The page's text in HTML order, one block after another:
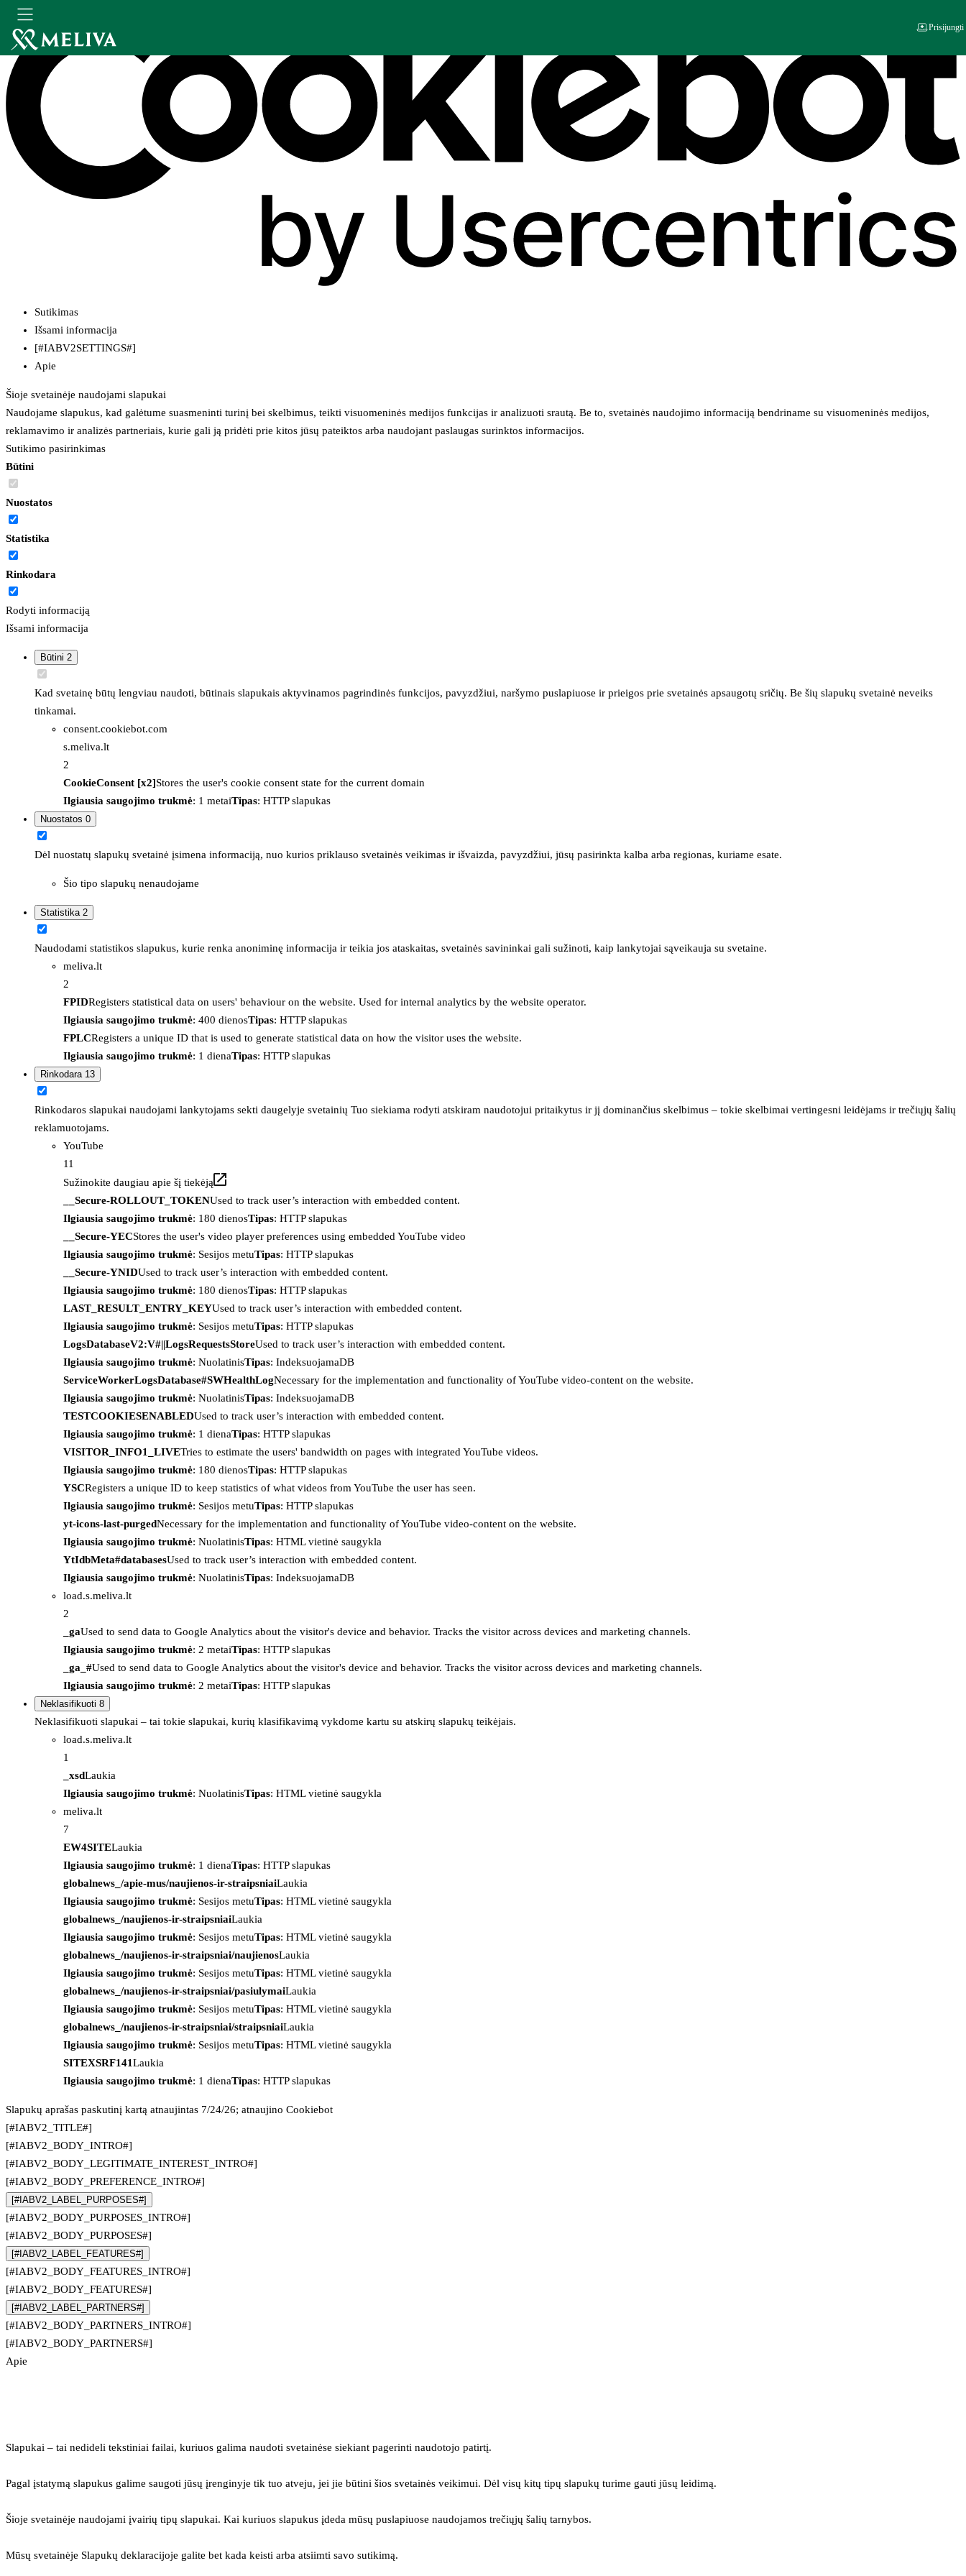
Sutikimas
Išsami informacija
[#IABV2SETTINGS#]
Apie
Šioje svetainėje naudojami slapukai
Naudojame slapukus, kad galėtume suasmeninti turinį bei skelbimus, teikti visuomeninės medijos funkcijas ir analizuoti srautą. Be to, svetainės naudojimo informaciją bendriname su visuomeninės medijos,
reklamavimo ir analizės partneriais, kurie gali ją pridėti prie kitos jūsų pateiktos arba naudojant paslaugas surinktos informacijos.
Sutikimo pasirinkimas
Būtini
Nuostatos
Statistika
Rinkodara
Rodyti informaciją
Išsami informacija
Būtini 2
Kad svetainę būtų lengviau naudoti, būtinais slapukais aktyvinamos pagrindinės funkcijos, pavyzdžiui, naršymo puslapiuose ir prieigos prie svetainės apsaugotų sričių. Be šių slapukų svetainė neveiks
tinkamai.
consent.cookiebot.com
s.meliva.lt
2
CookieConsent [x2]Stores the user's cookie consent state for the current domain
Ilgiausia saugojimo trukmė: 1 metaiTipas: HTTP slapukas
Nuostatos 0
Dėl nuostatų slapukų svetainė įsimena informaciją, nuo kurios priklauso svetainės veikimas ir išvaizda, pavyzdžiui, jūsų pasirinkta kalba arba regionas, kuriame esate.
Šio tipo slapukų nenaudojame
Statistika 2
Naudodami statistikos slapukus, kurie renka anoniminę informacija ir teikia jos ataskaitas, svetainės savininkai gali sužinoti, kaip lankytojai sąveikauja su svetaine.
meliva.lt
2
FPIDRegisters statistical data on users' behaviour on the website. Used for internal analytics by the website operator.
Ilgiausia saugojimo trukmė: 400 dienosTipas: HTTP slapukas
FPLCRegisters a unique ID that is used to generate statistical data on how the visitor uses the website.
Ilgiausia saugojimo trukmė: 1 dienaTipas: HTTP slapukas
Rinkodara 13
Rinkodaros slapukai naudojami lankytojams sekti daugelyje svetainių Tuo siekiama rodyti atskiram naudotojui pritaikytus ir jį dominančius skelbimus – tokie skelbimai vertingesni leidėjams ir trečiųjų šalių
reklamuotojams.
YouTube
11
Sužinokite daugiau apie šį tiekėją
__Secure-ROLLOUT_TOKENUsed to track user’s interaction with embedded content.
Ilgiausia saugojimo trukmė: 180 dienosTipas: HTTP slapukas
__Secure-YECStores the user's video player preferences using embedded YouTube video
Ilgiausia saugojimo trukmė: Sesijos metuTipas: HTTP slapukas
__Secure-YNIDUsed to track user’s interaction with embedded content.
Ilgiausia saugojimo trukmė: 180 dienosTipas: HTTP slapukas
LAST_RESULT_ENTRY_KEYUsed to track user’s interaction with embedded content.
Ilgiausia saugojimo trukmė: Sesijos metuTipas: HTTP slapukas
LogsDatabaseV2:V#||LogsRequestsStoreUsed to track user’s interaction with embedded content.
Ilgiausia saugojimo trukmė: NuolatinisTipas: IndeksuojamaDB
ServiceWorkerLogsDatabase#SWHealthLogNecessary for the implementation and functionality of YouTube video-content on the website.
Ilgiausia saugojimo trukmė: NuolatinisTipas: IndeksuojamaDB
TESTCOOKIESENABLEDUsed to track user’s interaction with embedded content.
Ilgiausia saugojimo trukmė: 1 dienaTipas: HTTP slapukas
VISITOR_INFO1_LIVETries to estimate the users' bandwidth on pages with integrated YouTube videos.
Ilgiausia saugojimo trukmė: 180 dienosTipas: HTTP slapukas
YSCRegisters a unique ID to keep statistics of what videos from YouTube the user has seen.
Ilgiausia saugojimo trukmė: Sesijos metuTipas: HTTP slapukas
yt-icons-last-purgedNecessary for the implementation and functionality of YouTube video-content on the website.
Ilgiausia saugojimo trukmė: NuolatinisTipas: HTML vietinė saugykla
YtIdbMeta#databasesUsed to track user’s interaction with embedded content.
Ilgiausia saugojimo trukmė: NuolatinisTipas: IndeksuojamaDB
load.s.meliva.lt
2
_gaUsed to send data to Google Analytics about the visitor's device and behavior. Tracks the visitor across devices and marketing channels.
Ilgiausia saugojimo trukmė: 2 metaiTipas: HTTP slapukas
_ga_#Used to send data to Google Analytics about the visitor's device and behavior. Tracks the visitor across devices and marketing channels.
Ilgiausia saugojimo trukmė: 2 metaiTipas: HTTP slapukas
Neklasifikuoti 8
Neklasifikuoti slapukai – tai tokie slapukai, kurių klasifikavimą vykdome kartu su atskirų slapukų teikėjais.
load.s.meliva.lt
1
_xsdLaukia
Ilgiausia saugojimo trukmė: NuolatinisTipas: HTML vietinė saugykla
meliva.lt
7
EW4SITELaukia
Ilgiausia saugojimo trukmė: 1 dienaTipas: HTTP slapukas
globalnews_/apie-mus/naujienos-ir-straipsniaiLaukia
Ilgiausia saugojimo trukmė: Sesijos metuTipas: HTML vietinė saugykla
globalnews_/naujienos-ir-straipsniaiLaukia
Ilgiausia saugojimo trukmė: Sesijos metuTipas: HTML vietinė saugykla
globalnews_/naujienos-ir-straipsniai/naujienosLaukia
Ilgiausia saugojimo trukmė: Sesijos metuTipas: HTML vietinė saugykla
globalnews_/naujienos-ir-straipsniai/pasiulymaiLaukia
Ilgiausia saugojimo trukmė: Sesijos metuTipas: HTML vietinė saugykla
globalnews_/naujienos-ir-straipsniai/straipsniaiLaukia
Ilgiausia saugojimo trukmė: Sesijos metuTipas: HTML vietinė saugykla
SITEXSRF141Laukia
Ilgiausia saugojimo trukmė: 1 dienaTipas: HTTP slapukas
Slapukų aprašas paskutinį kartą atnaujintas 7/24/26; atnaujino Cookiebot
[#IABV2_TITLE#]
[#IABV2_BODY_INTRO#]
[#IABV2_BODY_LEGITIMATE_INTEREST_INTRO#]
[#IABV2_BODY_PREFERENCE_INTRO#]
[#IABV2_LABEL_PURPOSES#]
[#IABV2_BODY_PURPOSES_INTRO#]
[#IABV2_BODY_PURPOSES#]
[#IABV2_LABEL_FEATURES#]
[#IABV2_BODY_FEATURES_INTRO#]
[#IABV2_BODY_FEATURES#]
[#IABV2_LABEL_PARTNERS#]
[#IABV2_BODY_PARTNERS_INTRO#]
[#IABV2_BODY_PARTNERS#]
Apie
Slapukai – tai nedideli tekstiniai failai, kuriuos galima naudoti svetainėse siekiant pagerinti naudotojo patirtį.
Pagal įstatymą slapukus galime saugoti jūsų įrenginyje tik tuo atveju, jei jie būtini šios svetainės veikimui. Dėl visų kitų tipų slapukų turime gauti jūsų leidimą.
Šioje svetainėje naudojami įvairių tipų slapukai. Kai kuriuos slapukus įdeda mūsų puslapiuose naudojamos trečiųjų šalių tarnybos.
Mūsų svetainėje Slapukų deklaracijoje galite bet kada keisti arba atsiimti savo sutikimą.
Prisijungti